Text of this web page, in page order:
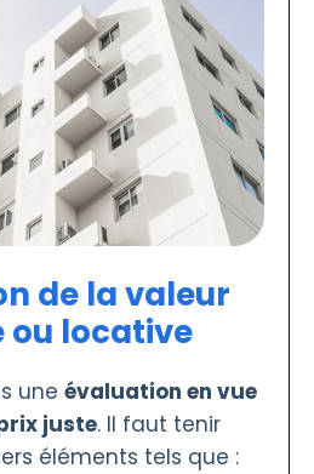
de la valeur
ou locative
une évaluation en vue
juste. Il faut tenir
éléments tels que :